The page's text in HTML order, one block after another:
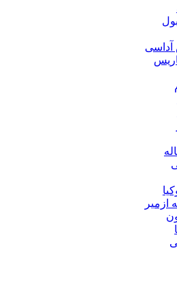
ازمیر